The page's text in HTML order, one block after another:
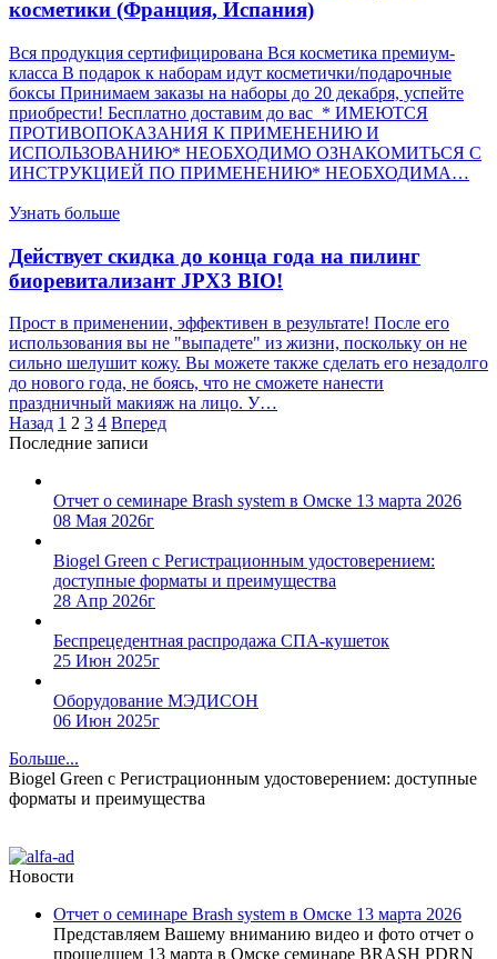
косметики (Франция, Испания)
Вся продукция сертифицирована Вся косметика премиум-
класса В подарок к наборам идут косметички/подарочные
боксы Принимаем заказы на наборы до 20 декабря, успейте
приобрести! Бесплатно доставим до вас * ИМЕЮТСЯ
ПРОТИВОПОКАЗАНИЯ К ПРИМЕНЕНИЮ И
ИСПОЛЬЗОВАНИЮ* НЕОБХОДИМО ОЗНАКОМИТЬСЯ С
ИНСТРУКЦИЕЙ ПО ПРИМЕНЕНИЮ* НЕОБХОДИМА…
Узнать больше
Действует скидка до конца года на пилинг
биоревитализант JPX3 BIO!
Прост в применении, эффективен в результате! После его
использования вы не "выпадете" из жизни, поскольку он не
сильно шелушит кожу. Вы можете также сделать его незадолго
до нового года, не боясь, что не сможете нанести
праздничный макияж на лицо. У…
Назад 1 2 3 4 Вперед
Последние записи
Отчет о семинаре Brash system в Омске 13 марта 2026
08 Мая 2026г
Biogel Green с Регистрационным удостоверением:
доступные форматы и преимущества
28 Апр 2026г
Беспрецедентная распродажа СПА-кушеток
25 Июн 2025г
Оборудование МЭДИСОН
06 Июн 2025г
Больше...
Biogel Green с Регистрационным удостоверением: доступные
форматы и преимущества
Новости
Отчет о семинаре Brash system в Омске 13 марта 2026
Представляем Вашему вниманию видео и фото отчет о
прошедшем 13 марта в Омске семинаре BRASH PDRN